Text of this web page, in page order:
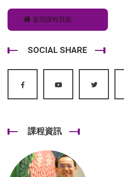
返回課程頁面
SOCIAL SHARE
課程資訊